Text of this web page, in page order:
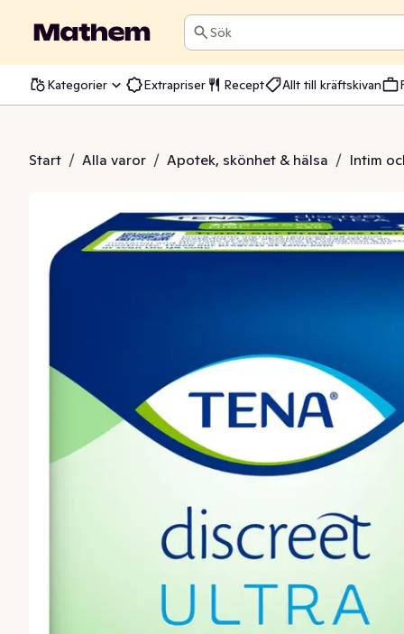
Sök
Kategorier Extrapriser Recept Allt till kräftskivan
Start / Alla varor / Apotek, skönhet & hälsa / Intim
Discreet Ultra Mini